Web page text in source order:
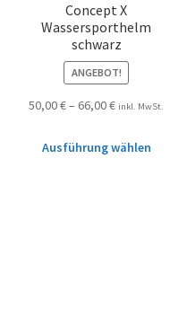
Concept X
Wassersporthelm
schwarz
ANGEBOT!
50,00€– 66,00€ inkl. MwSt.
Ausführung wählen